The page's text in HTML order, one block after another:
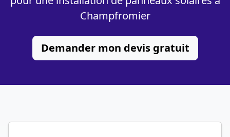
Champfromier
Demander mon devis gratuit